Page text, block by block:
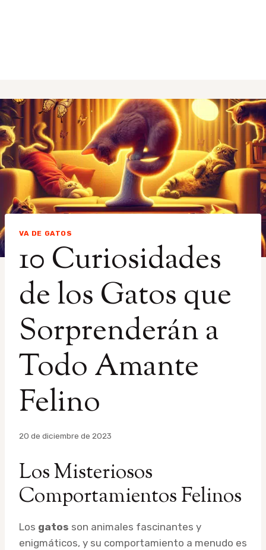
VA DE GATOS
10 Curiosidades
de los Gatos que
Sorprenderán a
Todo Amante
Felino
Por
20 de diciembre de 2023
Los Misteriosos
Comportamientos Felinos
Los gatos son animales fascinantes y
enigmáticos, y su comportamiento a menudo es